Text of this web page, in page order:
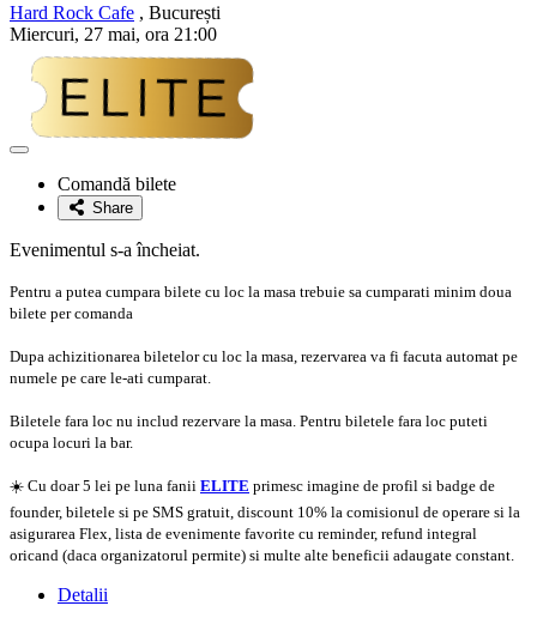
Hard Rock Cafe , București
Miercuri, 27 mai, ora 21:00
Adaugă
favoriteComandă bilete
Share
Evenimentul s-a încheiat.
Pentru a putea cumpara bilete cu loc la masa trebuie sa cumparati minim doua
bilete per comanda
Dupa achizitionarea biletelor cu loc la masa, rezervarea va fi facuta automat pe
numele pe care le-ati cumparat.
Biletele fara loc nu includ rezervare la masa. Pentru biletele fara loc puteti
ocupa locuri la bar.
☀️ Cu doar 5 lei pe luna fanii ELITE primesc imagine de profil si badge de
founder, biletele si pe SMS gratuit, discount 10% la comisionul de operare si la
asigurarea Flex, lista de evenimente favorite cu reminder, refund integral
oricand (daca organizatorul permite) si multe alte beneficii adaugate constant.
Detalii